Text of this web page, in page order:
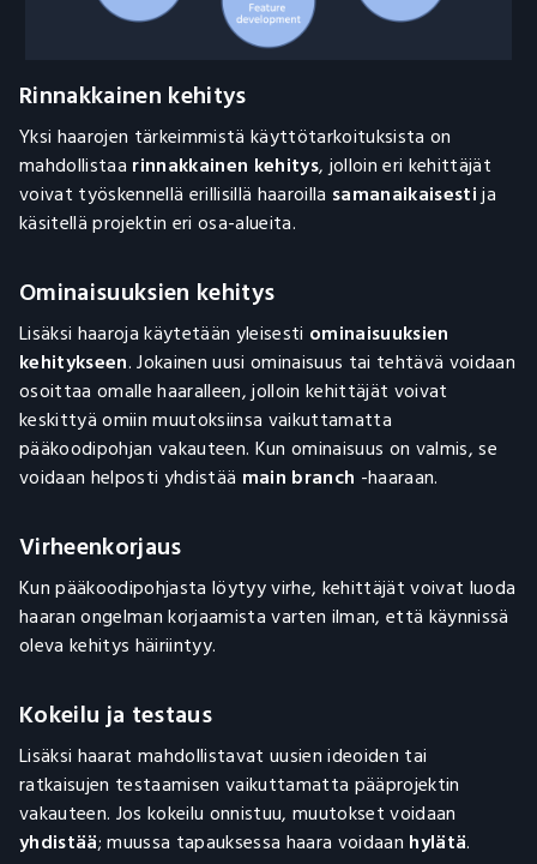
Rinnakkainen kehitys
Yksi haarojen tärkeimmistä käyttötarkoituksista on
mahdollistaa rinnakkainen kehitys, jolloin eri kehittäjät
voivat työskennellä erillisillä haaroilla samanaikaisestija
käsitellä projektin eri osa-alueita.
Ominaisuuksien kehitys
Lisäksi haaroja käytetään yleisesti ominaisuuksien
kehitykseen. Jokainen uusi ominaisuus tai tehtävä voidaan
osoittaa omalle haaralleen, jolloin kehittäjät voivat
keskittyä omiin muutoksiinsa vaikuttamatta
pääkoodipohjan vakauteen. Kun ominaisuus on valmis, se
voidaan helposti yhdistää main branch -haaraan.
Virheenkorjaus
Kun pääkoodipohjasta löytyy virhe, kehittäjät voivat luoda
haaran ongelman korjaamista varten ilman, että käynnissä
oleva kehitys häiriintyy.
Kokeilu ja testaus
Lisäksi haarat mahdollistavat uusien ideoiden tai
ratkaisujen testaamisen vaikuttamatta pääprojektin
vakauteen. Jos kokeilu onnistuu, muutokset voidaan
yhdistää; muussa tapauksessa haara voidaan hylätä.